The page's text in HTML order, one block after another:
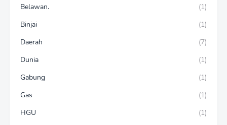
Belawan.
(1)
Binjai
(1)
Daerah
(7)
Dunia
(1)
Gabung
(1)
Gas
(1)
HGU
(1)